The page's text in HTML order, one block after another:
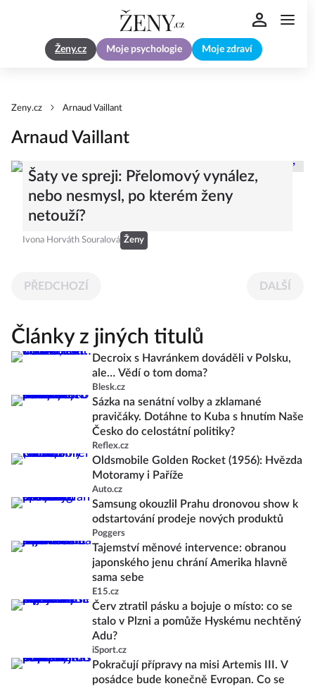
Ženy.cz Moje psychologie Moje zdraví
Zeny.cz Arnaud Vaillant
Arnaud Vaillant
Šaty ve spreji: Přelomový vynález,
nebo nesmysl, po kterém ženy
netouží?
Ivona Horváth Souralová Ženy
PŘEDCHOZÍ DALŠÍ
Články z jiných titulů
Decroix s Havránkem dováděli v Polsku,
ale… Vědí o tom doma?
Blesk.cz
Sázka na senátní volby a zklamané
pravičáky. Dotáhne to Kuba s hnutím Naše
Česko do celostátní politiky?
Reflex.cz
Oldsmobile Golden Rocket (1956): Hvězda
Motoramy i Paříže
Auto.cz
Samsung okouzlil Prahu dronovou show k
odstartování prodeje nových produktů
Poggers
Tajemství měnové intervence: obranou
japonského jenu chrání Amerika hlavně
sama sebe
E15.cz
Červ ztratil pásku a bojuje o místo: co se
stalo v Plzni a pomůže Hyskému nechtěný
Adu?
iSport.cz
Pokračují přípravy na misi Artemis III. V
posádce bude konečně Evropan. Co se